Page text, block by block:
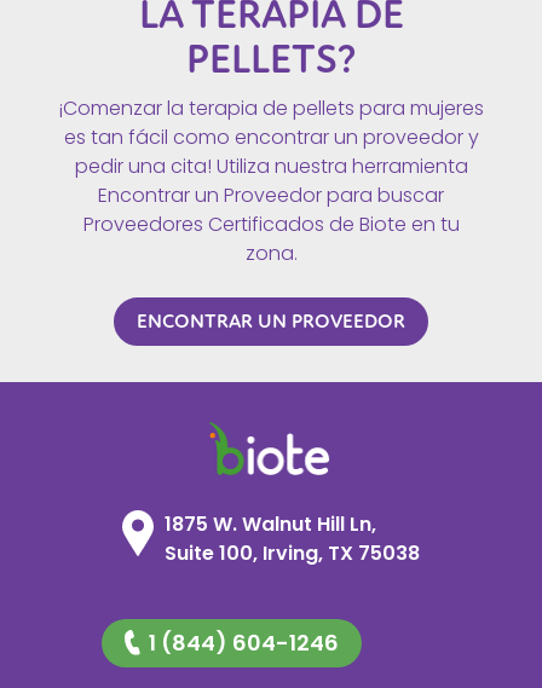
LA TERAPIA DE
PELLETS?
¡Comenzar la terapia de pellets para mujeres
es tan fácil como encontrar un proveedor y
pedir una cita! Utiliza nuestra herramienta
Encontrar un Proveedor para buscar
Proveedores Certificados de Biote en tu
zona.
ENCONTRAR UN PROVEEDOR
1875 W. Walnut Hill Ln,
Suite 100, Irving, TX 75038
1 (844) 604-1246